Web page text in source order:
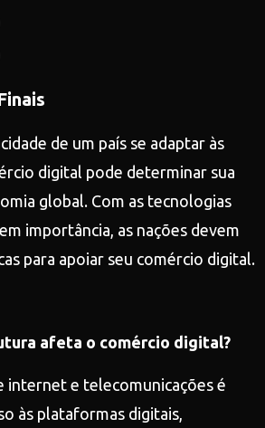
de um país se adaptar às
digital pode determinar sua
global. Com as tecnologias
importância, as nações devem
para apoiar seu comércio digital.
afeta o comércio digital?
internet e telecomunicações é
às plataformas digitais,